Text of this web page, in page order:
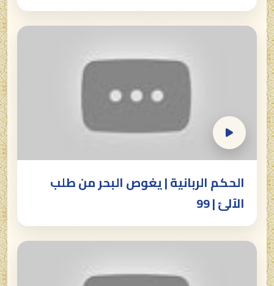
الحكم الربانية | يغوص البحر من طلب
الآلئ | 99